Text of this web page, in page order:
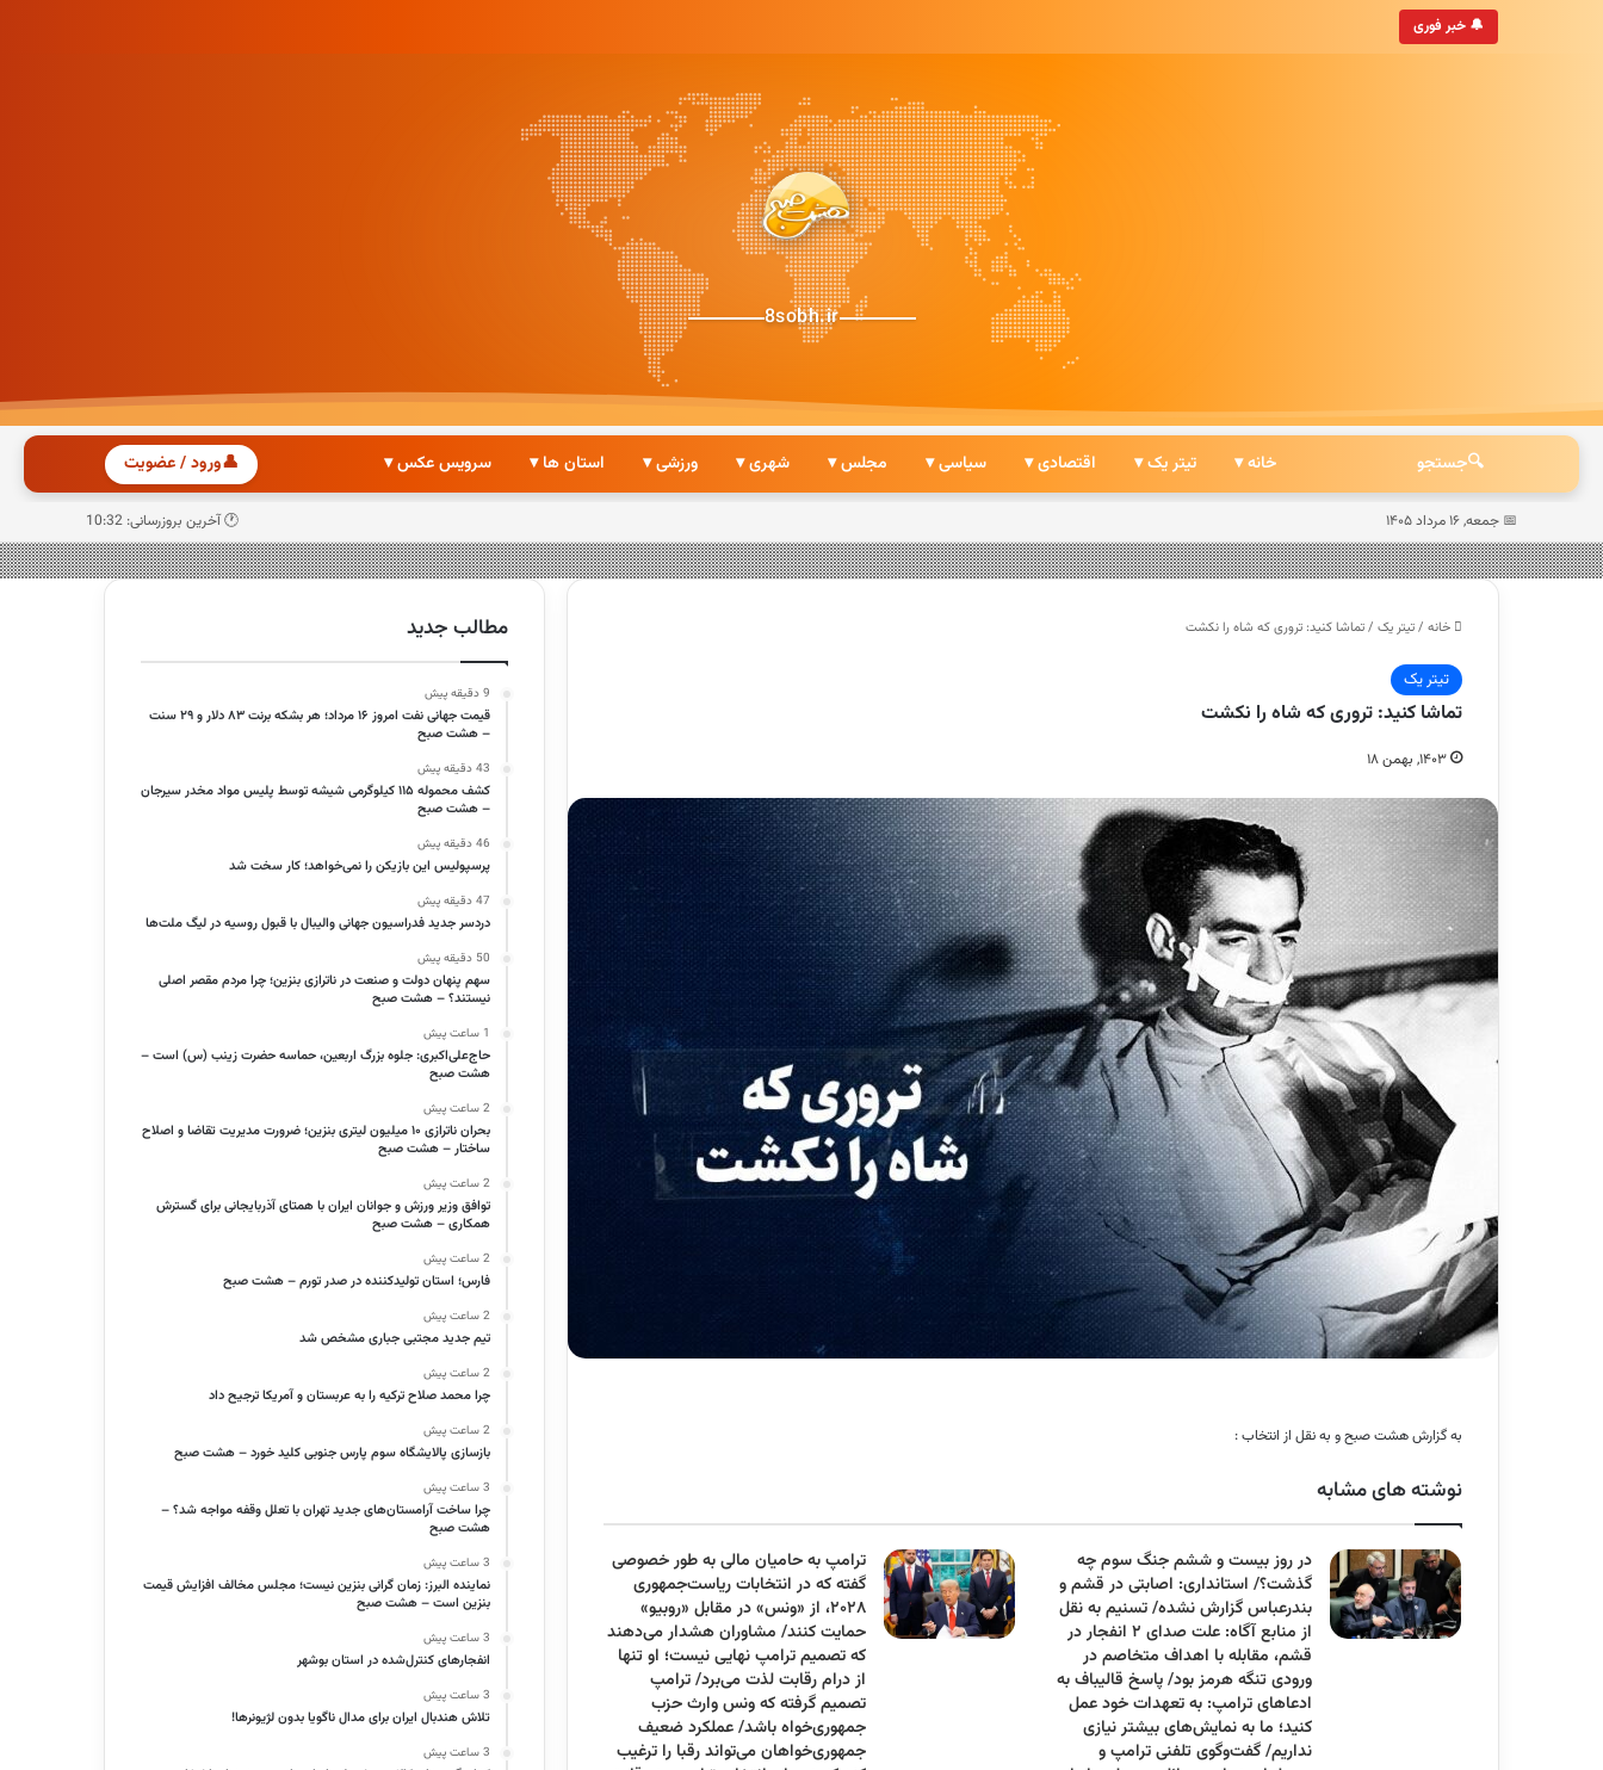
🔔 خبر فوری
• به‌روزترین خبرگزاری ایرانی
8sobh.ir
🔍جستجو خانه ▾ تیتر یک ▾ اقتصادی ▾ سیاسی ▾ مجلس ▾ شهری ▾ ورزشی ▾ استان ها ▾ سرویس عکس ▾ 👤ورود / عضویت
📅 جمعه, ۱۶ مرداد ۱۴۰۵ 🕐 آخرین بروزرسانی: 10:32
خانه /تیتر یک /تماشا کنید: تروری که شاه را نکشت
تیتر یک
تماشا کنید: تروری که شاه را نکشت
۱۴۰۳, بهمن ۱۸
به گزارش هشت صبح و به نقل از انتخاب :
نوشته های مشابه
در روز بیست و ششم جنگ سوم چه
گذشت؟/ استانداری: اصابتی در قشم و
بندرعباس گزارش نشده/ تسنیم به نقل
از منابع آگاه: علت صدای ۲ انفجار در
قشم، مقابله با اهداف متخاصم در
ورودی تنگه هرمز بود/ پاسخ قالیباف به
ادعاهای ترامپ: به تعهدات‌ خود عمل
کنید؛ ما به نمایش‌های بیشتر نیازی
نداریم/ گفت‌وگوی تلفنی ترامپ و
ترامپ به حامیان مالی به طور خصوصی
گفته که در انتخابات ریاست‌جمهوری
۲۰۲۸، از «ونس» در مقابل «روبیو»
حمایت کنند/ مشاوران هشدار می‌دهند
که تصمیم ترامپ نهایی نیست؛ او تنها
از درام رقابت لذت می‌برد/ ترامپ
تصمیم گرفته که ونس وارث حزب
جمهوری‌خواه باشد/ عملکرد ضعیف
جمهوری‌خواهان می‌تواند رقبا را ترغیب
مطالب جدید
9 دقیقه پیش
قیمت جهانی نفت امروز ۱۶ مرداد؛ هر بشکه برنت ۸۳ دلار و ۲۹ سنت
– هشت صبح
43 دقیقه پیش
کشف محموله ۱۱۵ کیلوگرمی شیشه توسط پلیس مواد مخدر سیرجان
– هشت صبح
46 دقیقه پیش
پرسپولیس این بازیکن را نمی‌خواهد؛ کار سخت شد
47 دقیقه پیش
دردسر جدید فدراسیون جهانی والیبال با قبول روسیه در لیگ ملت‌ها
50 دقیقه پیش
سهم پنهان دولت و صنعت در ناترازی بنزین؛ چرا مردم مقصر اصلی
نیستند؟ – هشت صبح
1 ساعت پیش
حاج‌علی‌اکبری: جلوه بزرگ اربعین، حماسه حضرت زینب (س) است –
هشت صبح
2 ساعت پیش
بحران ناترازی ۱۰ میلیون لیتری بنزین؛ ضرورت مدیریت تقاضا و اصلاح
ساختار – هشت صبح
2 ساعت پیش
توافق وزیر ورزش و جوانان ایران با همتای آذربایجانی برای گسترش
همکاری – هشت صبح
2 ساعت پیش
فارس؛ استان تولیدکننده در صدر تورم – هشت صبح
2 ساعت پیش
تیم جدید مجتبی جباری مشخص شد
2 ساعت پیش
چرا محمد صلاح ترکیه را به عربستان و آمریکا ترجیح داد
2 ساعت پیش
بازسازی پالایشگاه سوم پارس جنوبی کلید خورد – هشت صبح
3 ساعت پیش
چرا ساخت آرامستان‌های جدید تهران با تعلل وقفه مواجه شد؟ –
هشت صبح
3 ساعت پیش
نماینده البرز: زمان گرانی بنزین نیست؛ مجلس مخالف افزایش قیمت
بنزین است – هشت صبح
3 ساعت پیش
انفجارهای کنترل‌شده در استان بوشهر
3 ساعت پیش
تلاش هندبال ایران برای مدال ناگویا بدون لژیونرها!
3 ساعت پیش